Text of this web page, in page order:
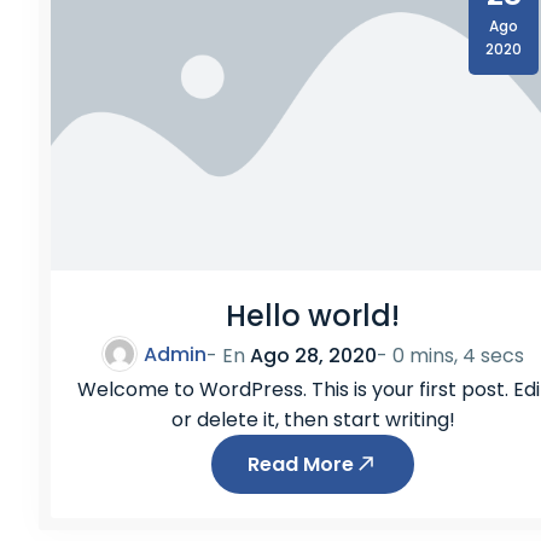
Ago
2020
Hello world!
Admin- EnAgo 28, 2020- 0 mins, 4 secs
Welcome to WordPress. This is your first post.
or delete it, then start writing!
Read More